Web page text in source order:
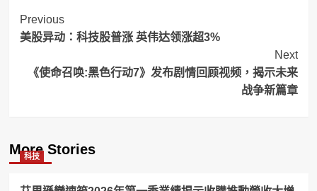
Post
Navigation
Previous
美股异动：科技股普涨 英伟达领涨超3%
Next
《使命召唤:黑色行动7》发布剧情回顾视频，揭示未来
战争新篇章
More Stories
科技